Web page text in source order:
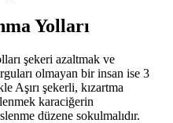
Yolları
şekeri azaltmak ve
olmayan bir insan ise 3
Aşırı şekerli, kızartma
karaciğerin
düzene sokulmalıdır.